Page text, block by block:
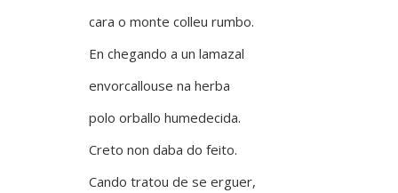
cara o monte colleu rumbo.
En chegando a un lamazal
envorcallouse na herba
polo orballo humedecida.
Creto non daba do feito.
Cando tratou de se erguer,